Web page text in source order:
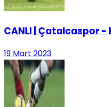
CANLI | Çatalcaspor
19 Mart 2023